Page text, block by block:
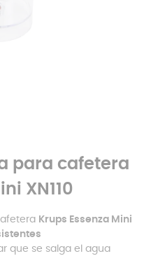
para cafetera
XN110
Krups Essenza Mini
que se salga el agua